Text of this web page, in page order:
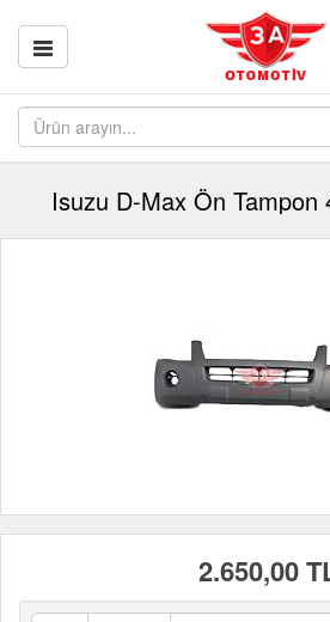
Isuzu D-Max Ön Tampon
2.650,00